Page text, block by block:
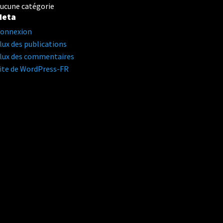
catégorie
des publications
des commentaires
de WordPress-FR